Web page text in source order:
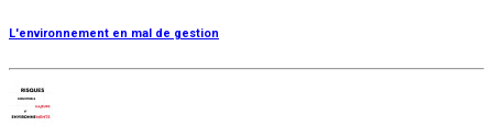
L'environnement en mal de gestion